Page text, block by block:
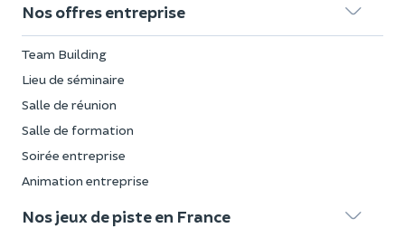
Nos offres entreprise
Team Building
Lieu de séminaire
Salle de réunion
Salle de formation
Soirée entreprise
Animation entreprise
Nos jeux de piste en France